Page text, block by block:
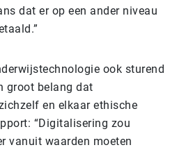
dat er op een ander niveau
ook sturend
groot belang dat
en elkaar ethische
“Digitalisering zou
vanuit waarden moeten